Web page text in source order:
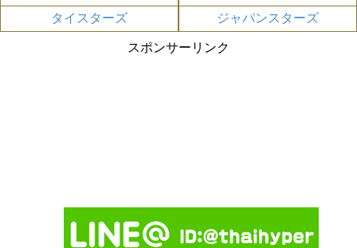
タイスターズ
ジャパンスターズ
スポンサーリンク